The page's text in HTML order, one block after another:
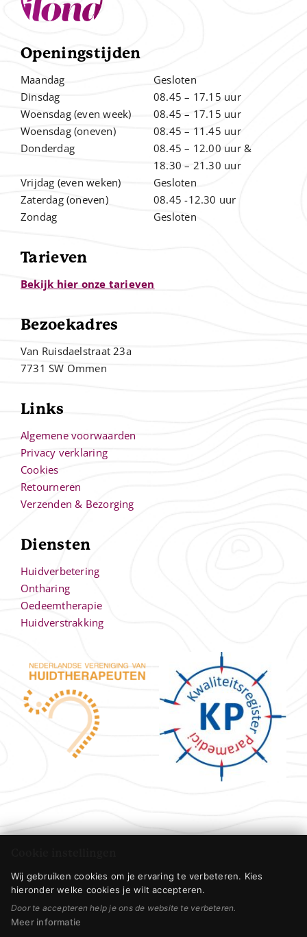
Openingstijden
Maandag
Dinsdag
Woensdag (even week)
Woensdag (oneven)
Donderdag
Vrijdag (even weken)
Zaterdag (oneven)
Zondag
Gesloten
08.45 – 17.15 uur
08.45 – 17.15 uur
08.45 – 11.45 uur
08.45 – 12.00 uur &
18.30 – 21.30 uur
Gesloten
08.45 -12.30 uur
Gesloten
Tarieven
Bekijk hier onze tarieven
Bezoekadres
Van Ruisdaelstraat 23a
7731 SW Ommen
Links
Algemene voorwaarden
Privacy verklaring
Cookies
Retourneren
Verzenden & Bezorging
Diensten
Huidverbetering
Ontharing
Oedeemtherapie
Huidverstrakking
Wij gebruiken cookies om je ervaring te verbeteren. Kies
hieronder welke cookies je wilt accepteren.
Door te accepteren help je ons de website te verbeteren.
Meer informatie